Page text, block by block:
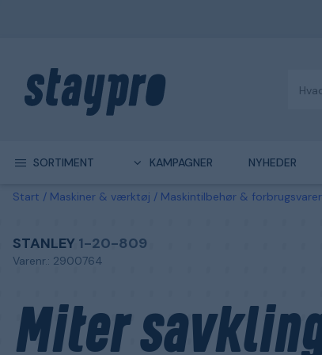
SORTIMENT KAMPAGNER NYHEDER
Start Maskiner & værktøj Maskintilbehør & forbrugsvarer
STANLEY 1-20-809
Varenr.: 2900764
Miter